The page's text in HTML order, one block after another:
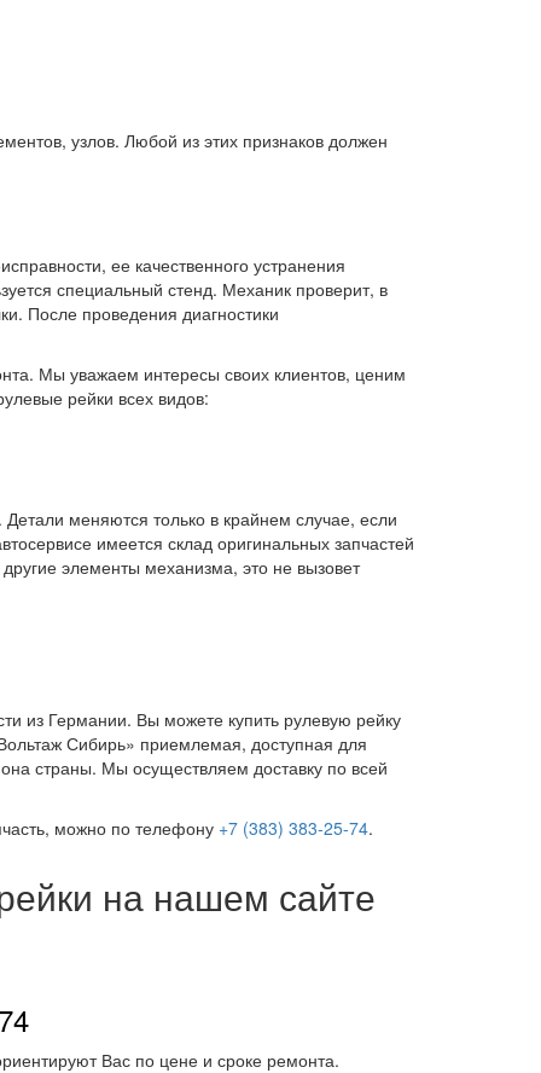
узлов. Любой из этих признаков должен
ее качественного устранения
специальный стенд. Механик проверит, в
После проведения диагностики
Мы уважаем интересы своих клиентов, ценим
рейки всех видов:
меняются только в крайнем случае, если
имеется склад оригинальных запчастей
элементы механизма, это не вызовет
из Германии. Вы можете купить рулевую рейку
Сибирь» приемлемая, доступная для
страны. Мы осуществляем доставку по всей
можно по телефону +7 (383) 383-25-74.
на нашем сайте
Вас по цене и сроке ремонта.